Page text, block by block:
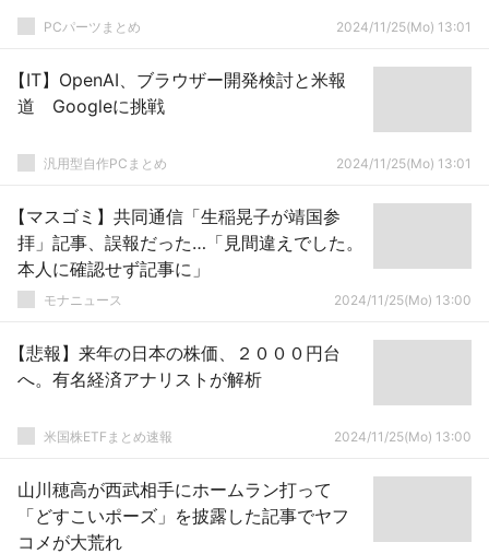
PCパーツまとめ 2024/11/25(Mo) 13:01
【IT】OpenAI、ブラウザー開発検討と米報
道 Googleに挑戦
汎用型自作PCまとめ 2024/11/25(Mo) 13:01
【マスゴミ】共同通信「生稲晃子が靖国参
拝」記事、誤報だった…「見間違えでした。
本人に確認せず記事に」
モナニュース 2024/11/25(Mo) 13:00
【悲報】来年の日本の株価、２０００円台
へ。有名経済アナリストが解析
米国株ETFまとめ速報 2024/11/25(Mo) 13:00
山川穂高が西武相手にホームラン打って
「どすこいポーズ」を披露した記事でヤフ
コメが大荒れ